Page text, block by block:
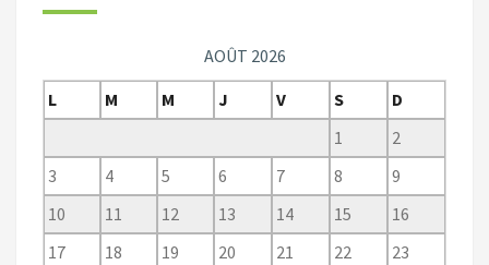
AOÛT 2026
L
M M J V S
D
1
2
3
4 5 6 7 8
9
10
11 12 13 14 15
16
17
18 19 20 21 22
23